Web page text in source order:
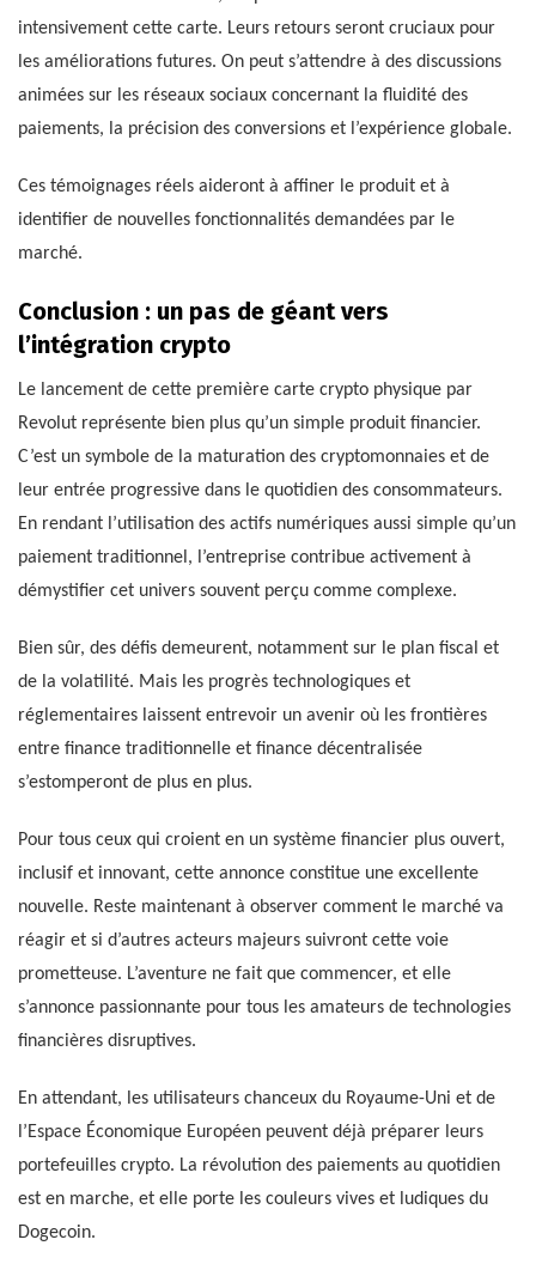
intensivement cette carte. Leurs retours seront cruciaux pour
les améliorations futures. On peut s’attendre à des discussions
animées sur les réseaux sociaux concernant la fluidité des
paiements, la précision des conversions et l’expérience globale.
Ces témoignages réels aideront à affiner le produit et à
identifier de nouvelles fonctionnalités demandées par le
marché.
Conclusion : un pas de géant vers
l’intégration crypto
Le lancement de cette première carte crypto physique par
Revolut représente bien plus qu’un simple produit financier.
C’est un symbole de la maturation des cryptomonnaies et de
leur entrée progressive dans le quotidien des consommateurs.
En rendant l’utilisation des actifs numériques aussi simple qu’un
paiement traditionnel, l’entreprise contribue activement à
démystifier cet univers souvent perçu comme complexe.
Bien sûr, des défis demeurent, notamment sur le plan fiscal et
de la volatilité. Mais les progrès technologiques et
réglementaires laissent entrevoir un avenir où les frontières
entre finance traditionnelle et finance décentralisée
s’estomperont de plus en plus.
Pour tous ceux qui croient en un système financier plus ouvert,
inclusif et innovant, cette annonce constitue une excellente
nouvelle. Reste maintenant à observer comment le marché va
réagir et si d’autres acteurs majeurs suivront cette voie
prometteuse. L’aventure ne fait que commencer, et elle
s’annonce passionnante pour tous les amateurs de technologies
financières disruptives.
En attendant, les utilisateurs chanceux du Royaume-Uni et de
l’Espace Économique Européen peuvent déjà préparer leurs
portefeuilles crypto. La révolution des paiements au quotidien
est en marche, et elle porte les couleurs vives et ludiques du
Dogecoin.